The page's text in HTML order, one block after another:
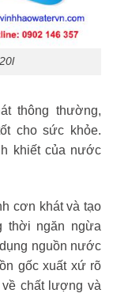
thông thường,
cho sức khỏe.
khiết của nước
cơn khát và tạo
thời ngăn ngừa
nguồn nước
gốc xuất xứ rõ
chất lượng và